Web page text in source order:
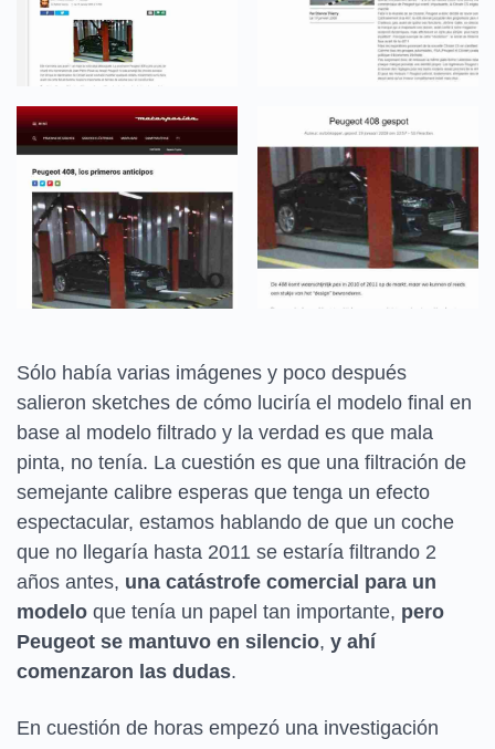
Sólo había varias imágenes y poco después
salieron sketches de cómo luciría el modelo final en
base al modelo filtrado y la verdad es que mala
pinta, no tenía. La cuestión es que una filtración de
semejante calibre esperas que tenga un efecto
espectacular, estamos hablando de que un coche
que no llegaría hasta 2011 se estaría filtrando 2
años antes, una catástrofe comercial para un
modelo que tenía un papel tan importante, pero
Peugeot se mantuvo en silencio, y ahí
comenzaron las dudas.
En cuestión de horas empezó una investigación